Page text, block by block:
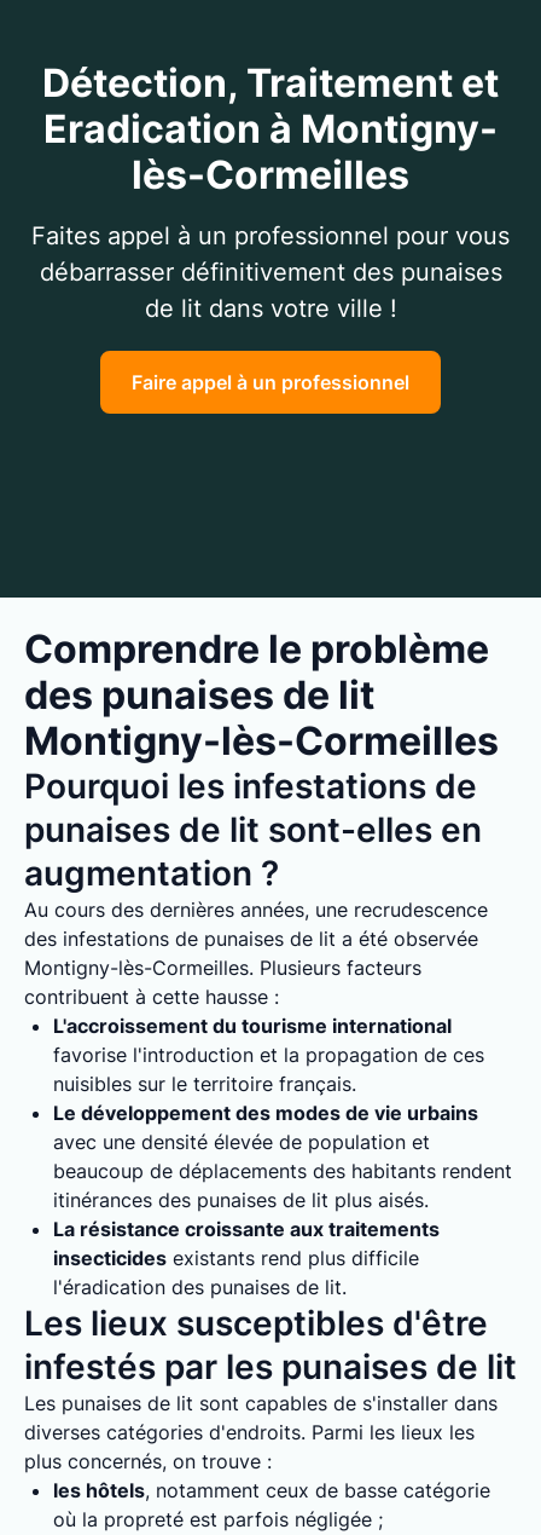
Détection, Traitement et
Eradication à Montigny-
lès-Cormeilles
Faites appel à un professionnel pour vous
débarrasser définitivement des punaises
de lit dans votre ville !
Faire appel à un professionnel
Comprendre le problème
des punaises de lit
Montigny-lès-Cormeilles
Pourquoi les infestations de
punaises de lit sont-elles en
augmentation ?
Au cours des dernières années, une recrudescence
des infestations de punaises de lit a été observée
Montigny-lès-Cormeilles. Plusieurs facteurs
contribuent à cette hausse :
L'accroissement du tourisme international
favorise l'introduction et la propagation de ces
nuisibles sur le territoire français.
Le développement des modes de vie urbains
avec une densité élevée de population et
beaucoup de déplacements des habitants rendent
itinérances des punaises de lit plus aisés.
La résistance croissante aux traitements
insecticides existants rend plus difficile
l'éradication des punaises de lit.
Les lieux susceptibles d'être
infestés par les punaises de lit
Les punaises de lit sont capables de s'installer dans
diverses catégories d'endroits. Parmi les lieux les
plus concernés, on trouve :
les hôtels, notamment ceux de basse catégorie
où la propreté est parfois négligée ;